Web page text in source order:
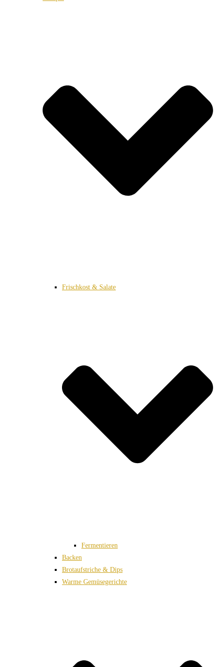
Frischkost & Salate
Fermentieren
Backen
Brotaufstriche & Dips
Warme Gemüsegerichte